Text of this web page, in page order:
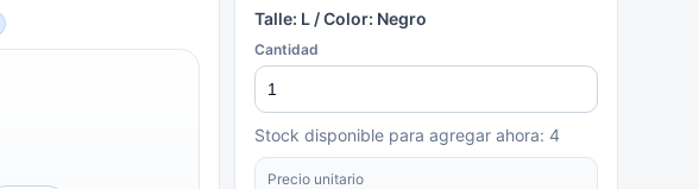
Talle: L / Color: Negro
Cantidad
Stock disponible para agregar ahora:4
Precio unitario